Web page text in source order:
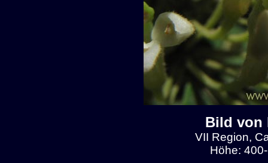
Bild von
VII Region,
Höhe: